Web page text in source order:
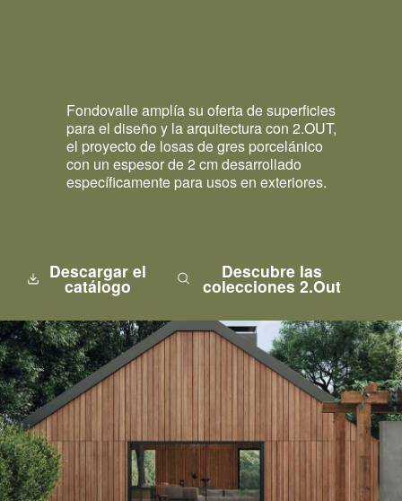
Fondovalle amplía su oferta de superficies
para el diseño y la arquitectura con 2.OUT,
el proyecto de losas de gres porcelánico
con un espesor de 2 cm desarrollado
específicamente para usos en exteriores.
Descargar el
catálogo
Descubre las
colecciones 2.Out